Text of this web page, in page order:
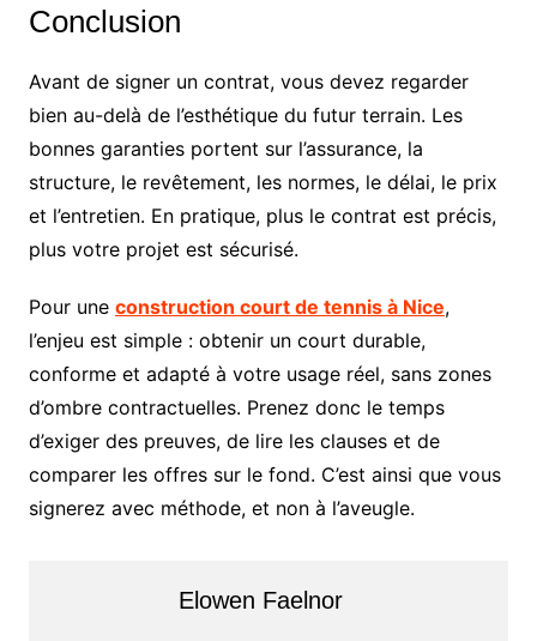
Conclusion
Avant de signer un contrat, vous devez regarder
bien au-delà de l’esthétique du futur terrain. Les
bonnes garanties portent sur l’assurance, la
structure, le revêtement, les normes, le délai, le prix
et l’entretien. En pratique, plus le contrat est précis,
plus votre projet est sécurisé.
Pour une construction court de tennis à Nice,
l’enjeu est simple : obtenir un court durable,
conforme et adapté à votre usage réel, sans zones
d’ombre contractuelles. Prenez donc le temps
d’exiger des preuves, de lire les clauses et de
comparer les offres sur le fond. C’est ainsi que vous
signerez avec méthode, et non à l’aveugle.
Elowen Faelnor